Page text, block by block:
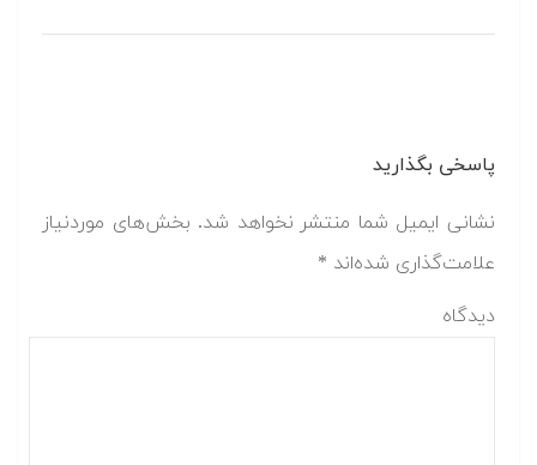
پاسخی بگذارید
نشانی ایمیل شما منتشر نخواهد شد. بخش‌های موردنیاز
علامت‌گذاری شده‌اند *
دیدگاه